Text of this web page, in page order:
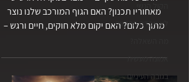
לא אבדה התקווה
אמונה מעשית
בגובה העיניים
מאחוריו תכנון? האם הגוף המורכב שלנו נוצר
מתוך כלום? האם יקום מלא חוקים, חיים ורגש –